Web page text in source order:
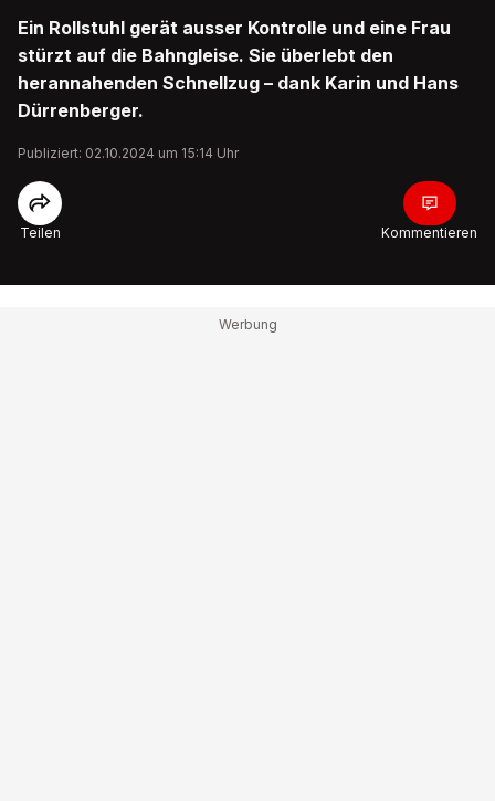
Ein Rollstuhl gerät ausser Kontrolle und eine Frau
stürzt auf die Bahngleise. Sie überlebt den
herannahenden Schnellzug – dank Karin und Hans
Dürrenberger.
Publiziert: 02.10.2024 um 15:14 Uhr
Teilen Kommentieren